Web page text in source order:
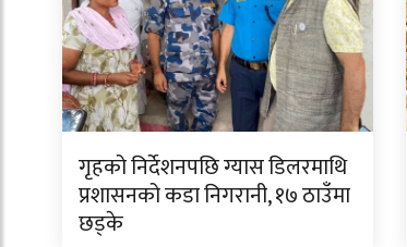
गृहको निर्देशनपछि ग्यास डिलरमाथि
प्रशासनको कडा निगरानी, १७ ठाउँमा
छड्के